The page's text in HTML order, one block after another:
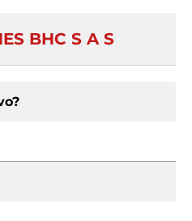
BHC S A S